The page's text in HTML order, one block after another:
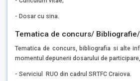
- Dosar cu sina.
Tematica de concurs/
Tematica de concurs, bibliografia si alte
momentul depunerii dosarului de
- Serviciul RUO din cadrul SRTFC Craiova.